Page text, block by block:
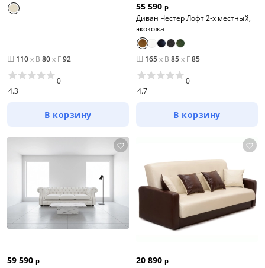
Ш 110x В 80x Г92
4.3
0
В корзину
55 590 р
Диван Честер Лофт 2-х местный,
экокожа
Ш 165x В 85x Г85
4.7
0
В корзину
59 590 р 20 890 р